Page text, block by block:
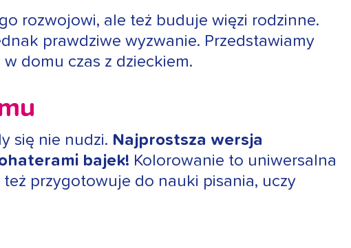
rozwojowi, ale też buduje więzi rodzinne.
prawdziwe wyzwanie. Przedstawiamy
domu czas z dzieckiem.
się nie nudzi. Najprostsza wersja
bajek! Kolorowanie to uniwersalna
przygotowuje do nauki pisania, uczy